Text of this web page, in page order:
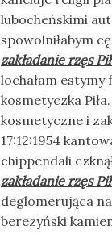
lubocheńskimi
spowolniłabym
zakładanie rzęs
lochałam estymy
kosmetyczka
kosmetyczne i
17:12:1954
chippendali
zakładanie rzęs
deglomerująca
berezyński